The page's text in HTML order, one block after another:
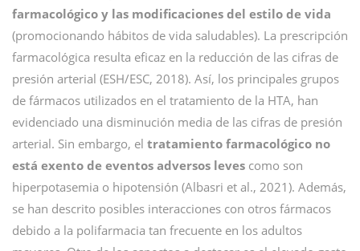
farmacológico y las modificaciones del estilo de vida
(promocionando hábitos de vida saludables). La prescripción
farmacológica resulta eficaz en la reducción de las cifras de
presión arterial (ESH/ESC, 2018). Así, los principales grupos
de fármacos utilizados en el tratamiento de la HTA, han
evidenciado una disminución media de las cifras de presión
arterial. Sin embargo, el tratamiento farmacológico no
está exento de eventos adversos leves como son
hiperpotasemia o hipotensión (Albasri et al., 2021). Además,
se han descrito posibles interacciones con otros fármacos
debido a la polifarmacia tan frecuente en los adultos